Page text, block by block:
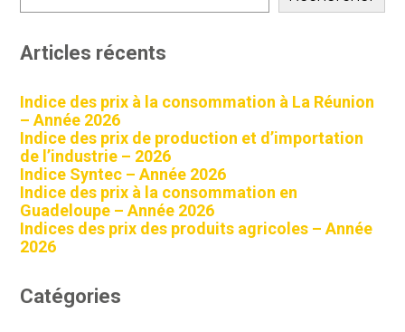
Articles récents
Indice des prix à la consommation à La Réunion
– Année 2026
Indice des prix de production et d’importation
de l’industrie – 2026
Indice Syntec – Année 2026
Indice des prix à la consommation en
Guadeloupe – Année 2026
Indices des prix des produits agricoles – Année
2026
Catégories